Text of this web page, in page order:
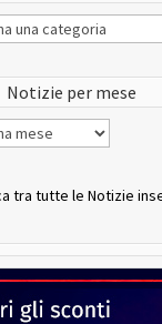
Notizie per mese
tra tutte le Notizie